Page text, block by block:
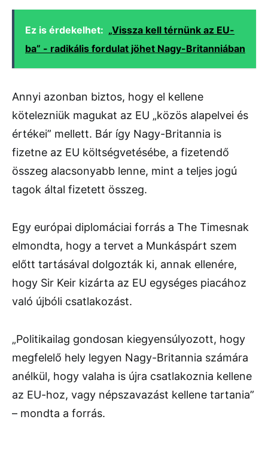
Ez is érdekelhet: „Vissza kell térnünk az EU-
ba” - radikális fordulat jöhet Nagy-Britanniában
Annyi azonban biztos, hogy el kellene
kötelezniük magukat az EU „közös alapelvei és
értékei” mellett. Bár így Nagy-Britannia is
fizetne az EU költségvetésébe, a fizetendő
összeg alacsonyabb lenne, mint a teljes jogú
tagok által fizetett összeg.
Egy európai diplomáciai forrás a The Timesnak
elmondta, hogy a tervet a Munkáspárt szem
előtt tartásával dolgozták ki, annak ellenére,
hogy Sir Keir kizárta az EU egységes piacához
való újbóli csatlakozást.
„Politikailag gondosan kiegyensúlyozott, hogy
megfelelő hely legyen Nagy-Britannia számára
anélkül, hogy valaha is újra csatlakoznia kellene
az EU-hoz, vagy népszavazást kellene tartania”
– mondta a forrás.